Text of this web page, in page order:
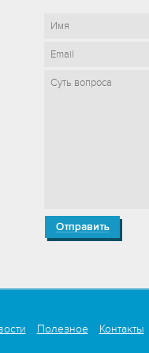
Полезное Контакты